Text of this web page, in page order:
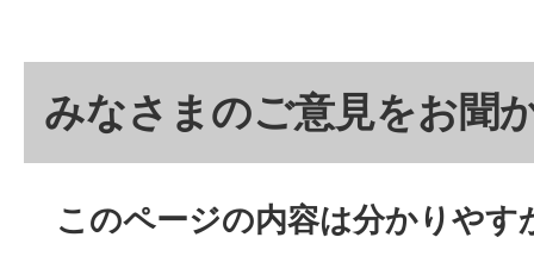
みなさまのご意見をお聞
このページの内容は分かりやす